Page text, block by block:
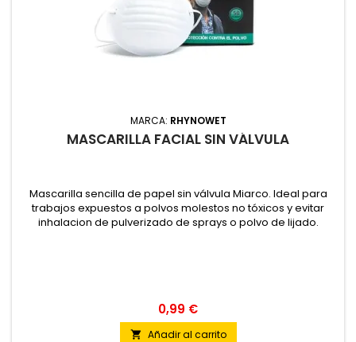
MARCA: RHYNOWET
MASCARILLA FACIAL SIN VÁLVULA
Mascarilla sencilla de papel sin válvula Miarco. Ideal para
trabajos expuestos a polvos molestos no tóxicos y evitar
inhalacion de pulverizado de sprays o polvo de lijado.
0,99 €
 Añadir al carrito